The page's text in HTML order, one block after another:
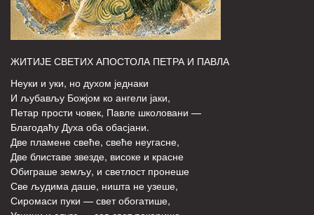
ЖИТИЈЕ СВЕТИХ АПОСТОЛА ПЕТРА И ПАВЛА
Неуки и уки, но духом једнаки
И љубављу Божјом ко ангели јаки,
Петар прости човек, Павле школовани —
Благодаћу Духа оба обасјани.
Две пламене свеће, свеће неугасне,
Две блиставе звезде, високе и красне
Обиграше земљу, и светлост пронеше
Све људима даше, ништа не узеше,
Сиромаси пуки — свет обогатише,